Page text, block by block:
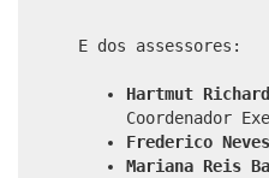
E dos assessores:
Hartmut
Coordenador
Frederico Neves
Mariana Reis